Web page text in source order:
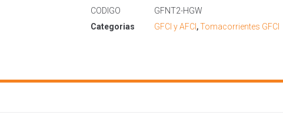
CODIGO
GFNT2-HGW
Categorias
GFCI y AFCI ,Tomacorrientes GFCI